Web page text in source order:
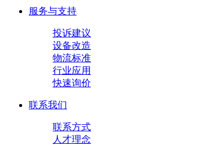
服务与支持
投诉建议
设备改造
物流标准
行业应用
快速询价
联系我们
联系方式
人才理念